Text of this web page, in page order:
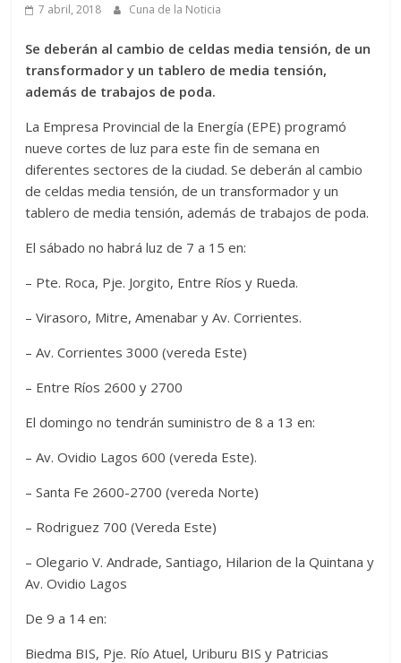
7 abril, 2018 Cuna de la Noticia
Se deberán al cambio de celdas media tensión, de un
transformador y un tablero de media tensión,
además de trabajos de poda.
La Empresa Provincial de la Energía (EPE) programó
nueve cortes de luz para este fin de semana en
diferentes sectores de la ciudad. Se deberán al cambio
de celdas media tensión, de un transformador y un
tablero de media tensión, además de trabajos de poda.
El sábado no habrá luz de 7 a 15 en:
– Pte. Roca, Pje. Jorgito, Entre Ríos y Rueda.
– Virasoro, Mitre, Amenabar y Av. Corrientes.
– Av. Corrientes 3000 (vereda Este)
– Entre Ríos 2600 y 2700
El domingo no tendrán suministro de 8 a 13 en:
– Av. Ovidio Lagos 600 (vereda Este).
– Santa Fe 2600-2700 (vereda Norte)
– Rodriguez 700 (Vereda Este)
– Olegario V. Andrade, Santiago, Hilarion de la Quintana y
Av. Ovidio Lagos
De 9 a 14 en:
Biedma BIS, Pje. Río Atuel, Uriburu BIS y Patricias